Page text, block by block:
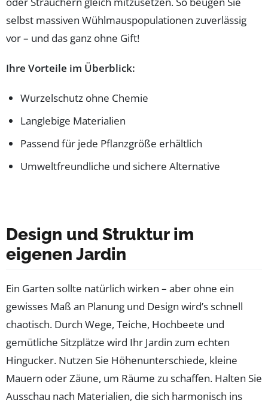
selbst massiven Wühlmauspopulationen zuverlässig
vor – und das ganz ohne Gift!
Ihre Vorteile im Überblick:
Wurzelschutz ohne Chemie
Langlebige Materialien
Passend für jede Pflanzgröße erhältlich
Umweltfreundliche und sichere Alternative
Design und Struktur im
eigenen Jardin
Ein Garten sollte natürlich wirken – aber ohne ein
gewisses Maß an Planung und Design wird’s schnell
chaotisch. Durch Wege, Teiche, Hochbeete und
gemütliche Sitzplätze wird Ihr Jardin zum echten
Hingucker. Nutzen Sie Höhenunterschiede, kleine
Mauern oder Zäune, um Räume zu schaffen. Halten Sie
Ausschau nach Materialien, die sich harmonisch ins